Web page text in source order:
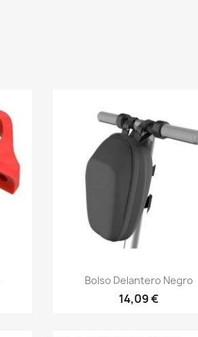
Vista rápida
Bolso Delantero Negro
14,09 €